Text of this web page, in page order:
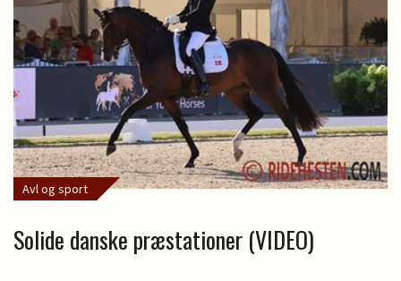
Avl og sport
Solide danske præstationer (VIDEO)